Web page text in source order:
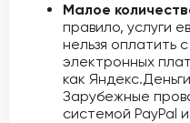
Малое
правило, услуги
нельзя оплатить
электронных
как
Зарубежные
системой PayPal